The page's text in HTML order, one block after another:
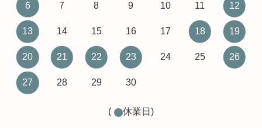
6 7 8 9 10 11 12
13 14 15 16 17 18 19
20 21 22 23 24 25 26
27 28 29 30
( 休業日)